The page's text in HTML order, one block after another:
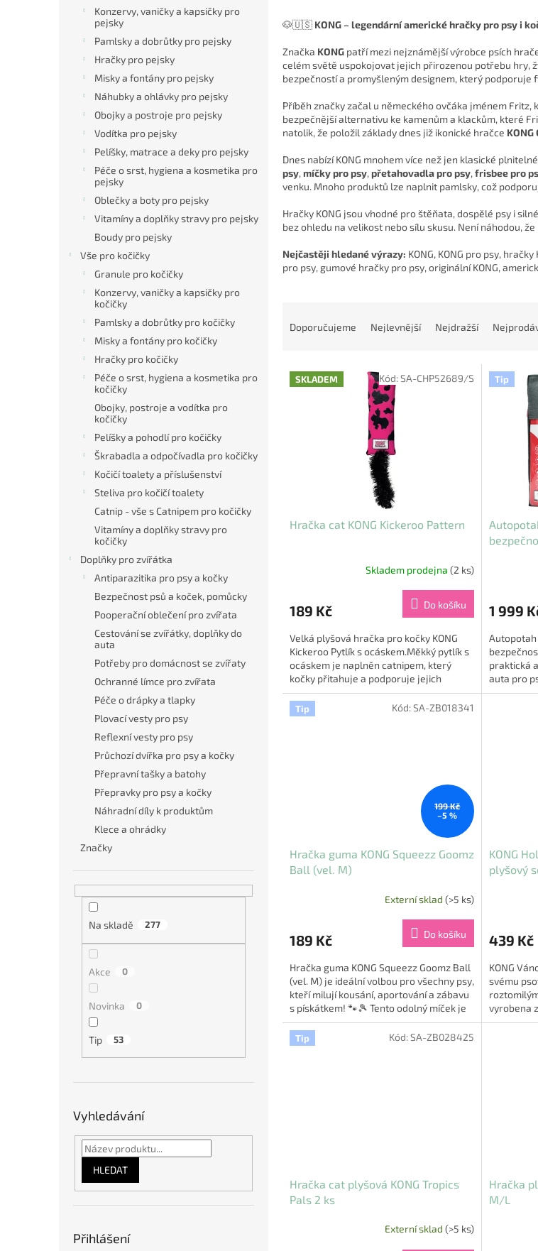
Konzervy, vaničky a kapsičky pro
pejsky
Pamlsky a dobrůtky pro pejsky
Hračky pro pejsky
Misky a fontány pro pejsky
Náhubky a ohlávky pro pejsky
Obojky a postroje pro pejsky
Vodítka pro pejsky
Pelíšky, matrace a deky pro pejsky
Péče o srst, hygiena a kosmetika pro
pejsky
Oblečky a boty pro pejsky
Vitamíny a doplňky stravy pro pejsky
Boudy pro pejsky
Vše pro kočičky
Granule pro kočičky
Konzervy, vaničky a kapsičky pro
kočičky
Pamlsky a dobrůtky pro kočičky
Misky a fontány pro kočičky
Hračky pro kočičky
Péče o srst, hygiena a kosmetika pro
kočičky
Obojky, postroje a vodítka pro
kočičky
Pelíšky a pohodlí pro kočičky
Škrabadla a odpočívadla pro kočičky
Kočičí toalety a příslušenství
Steliva pro kočičí toalety
Catnip - vše s Catnipem pro kočičky
Vitamíny a doplňky stravy pro
kočičky
Doplňky pro zvířátka
Antiparazitika pro psy a kočky
Bezpečnost psů a koček, pomůcky
Pooperační oblečení pro zvířata
Cestování se zvířátky, doplňky do
auta
Potřeby pro domácnost se zvířaty
Ochranné límce pro zvířata
Péče o drápky a tlapky
Plovací vesty pro psy
Reflexní vesty pro psy
Průchozí dvířka pro psy a kočky
Přepravní tašky a batohy
Přepravky pro psy a kočky
Náhradní díly k produktům
Klece a ohrádky
Značky
Na skladě 277
Akce 0
Novinka 0
Tip 53
Vyhledávání
HLEDAT
Přihlášení
🐶🇺🇸 KONG – legendární americké hračky pro psy i
Značka KONG patří mezi nejznámější výrobce psích
celém světě uspokojovat jejich přirozenou potřebu hry,
bezpečností a promyšleným designem, který podporuje
Příběh značky začal u německého ovčáka jménem
bezpečnější alternativu ke kamenům a klackům, které
natolik, že položil základy dnes již ikonické hračce KONG
Dnes nabízí KONG mnohem více než jen klasické
psy, míčky pro psy, přetahovadla pro psy, frisbee pro
venku. Mnoho produktů lze naplnit pamlsky, což
Hračky KONG jsou vhodné pro štěňata, dospělé psy i
bez ohledu na velikost nebo sílu skusu. Není náhodou,
Nejčastěji hledané výrazy: KONG, KONG pro psy,
pro psy, gumové hračky pro psy, originální KONG,
n
Doporučujeme Nejlevnější Nejdražší
V SKLADEM
Hračka cat KONG Kickeroo Pattern
Skladem prodejna (2 ks)
189 Kč Do košíku
Velká plyšová hračka pro kočky KONG
Kickeroo Pytlík s ocáskem.Měkký pytlík s
ocáskem je naplněn catnipem, který
kočky přitahuje a podporuje jejich
instinkty, jako je sledování a...
Kód:SA-CHP52689/S Tip
1 999
Autopotah
praktická
auta pro
vozu i
Tip
199 Kč
–5 %
Hračka guma KONG Squeezz Goomz
Ball (vel. M)
Externí sklad (>5 ks)
189 Kč Do košíku
Hračka guma KONG Squeezz Goomz Ball
(vel. M) je ideální volbou pro všechny psy,
kteří milují kousání, aportování a zábavu
s pískátkem! 🐾🎾 Tento odolný míček je
vyroben z...
Kód:SA-ZB018341
KONG
plyšový
439 Kč
KONG
svému
vyrobena
se
Tip
Hračka cat plyšová KONG Tropics
Pals 2 ks
Externí sklad (>5 ks)
Kód:SA-ZB028425
Hračka
M/L